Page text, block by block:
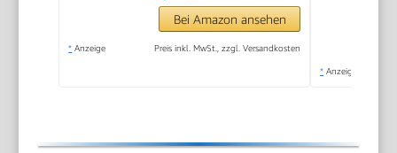
Bei Amazon ansehen
* Anzeige Preis inkl. MwSt., zzgl. Versandkosten
* Anzeige